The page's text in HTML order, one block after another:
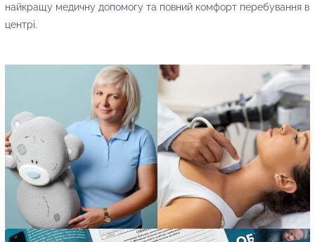
найкращу медичну допомогу та повний комфорт перебування в
центрі.